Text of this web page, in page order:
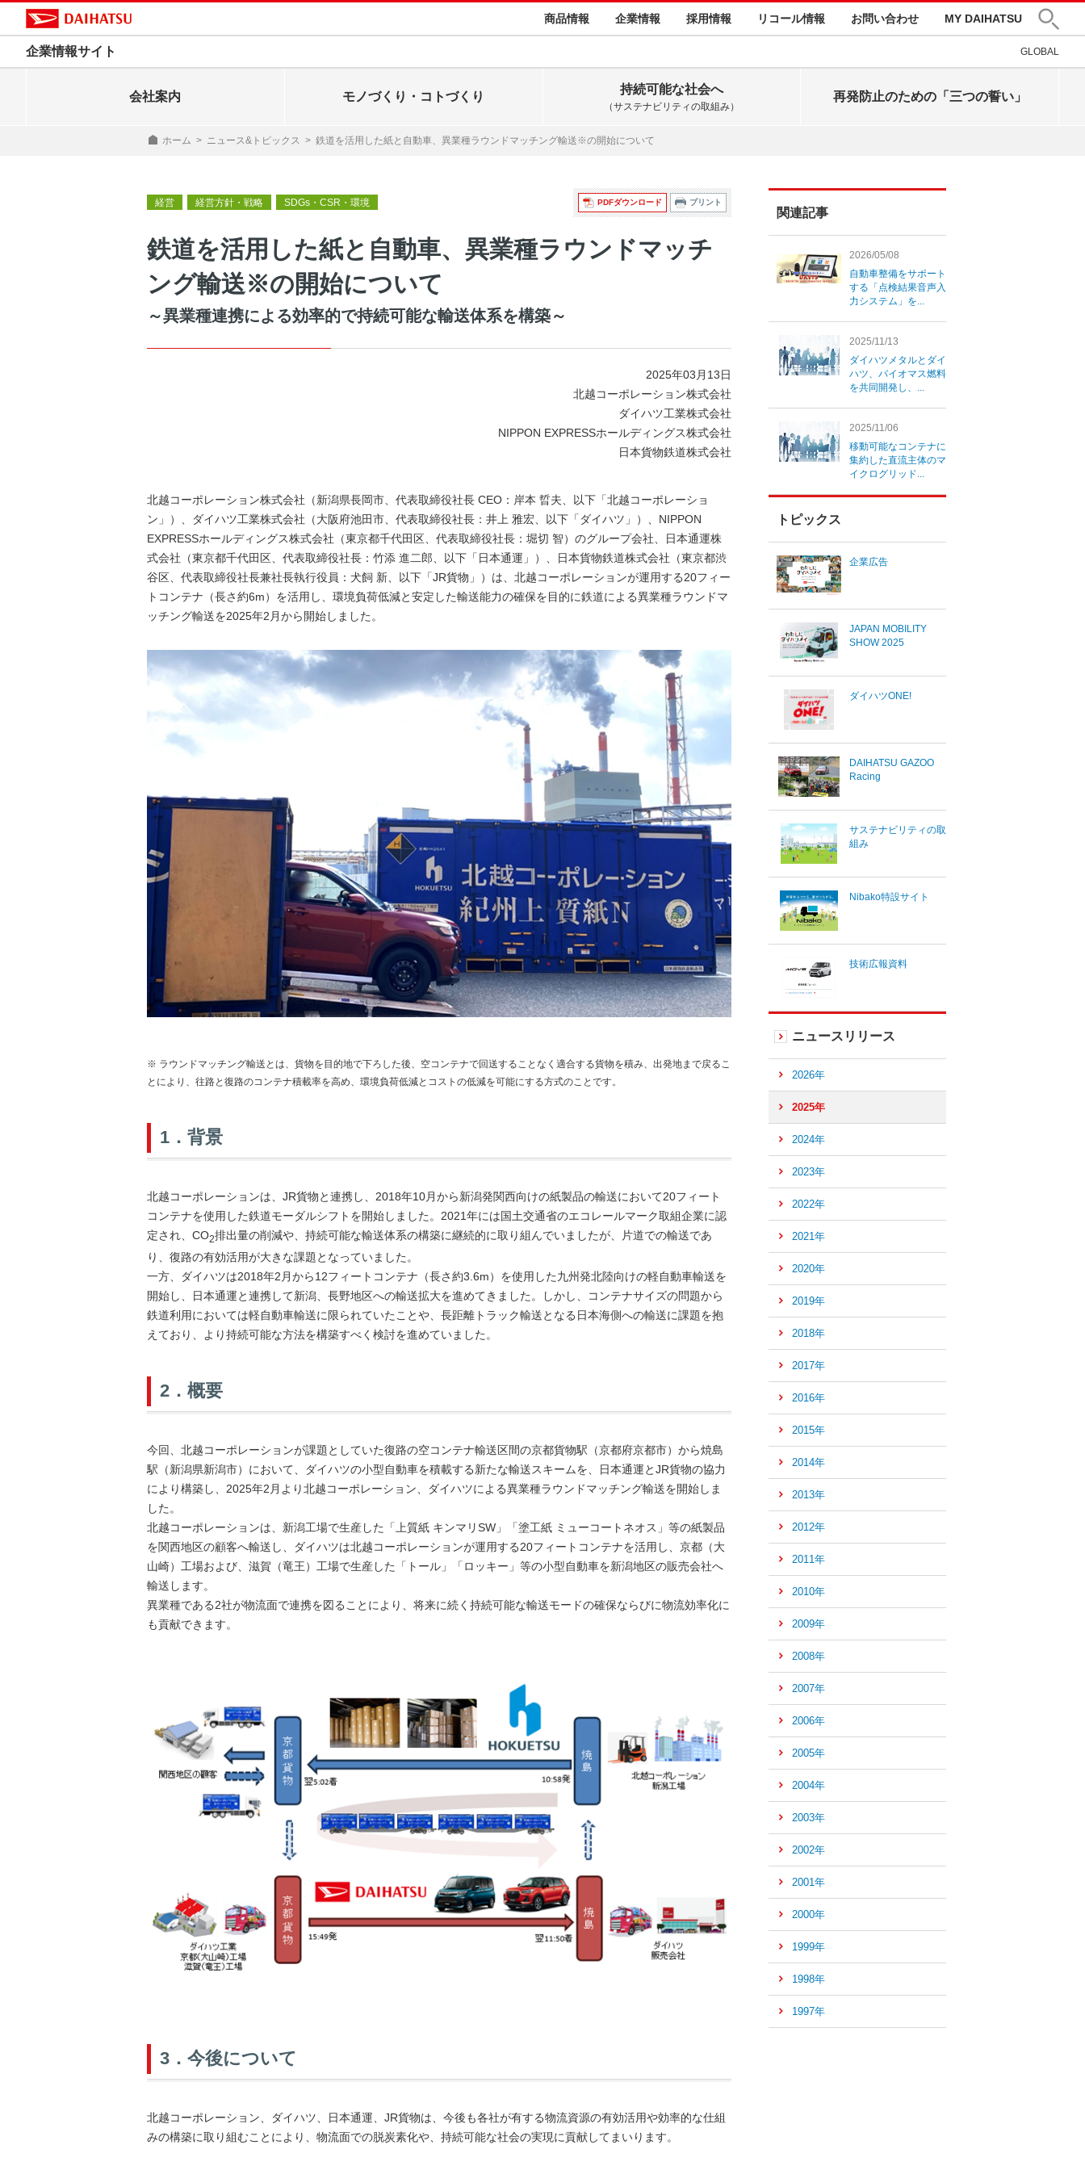
商品情報 企業情報 採用情報 リコール情報 お問い合わせ MY DAIHATSU
企業情報サイト GLOBAL
会社案内 モノづくり・コトづくり
持続可能な社会へ
（サステナビリティの取組み）
再発防止のための「三つの誓い」
ホーム > ニュース&トピックス > 鉄道を活用した紙と自動車、異業種ラウンドマッチング輸送※の開始について
PDFダウンロード プリント
経営 経営方針・戦略 SDGs・CSR・環境
鉄道を活用した紙と自動車、異業種ラウンドマッチ
ング輸送※の開始について
～異業種連携による効率的で持続可能な輸送体系を構築～
2025年03月13日
北越コーポレーション株式会社
ダイハツ工業株式会社
NIPPON EXPRESSホールディングス株式会社
日本貨物鉄道株式会社
北越コーポレーション株式会社（新潟県長岡市、代表取締役社長 CEO：岸本 晢夫、以下「北越コーポレーショ
ン」）、ダイハツ工業株式会社（大阪府池田市、代表取締役社長：井上 雅宏、以下「ダイハツ」）、NIPPON
EXPRESSホールディングス株式会社（東京都千代田区、代表取締役社長：堀切 智）のグループ会社、日本通運株
式会社（東京都千代田区、代表取締役社長：竹添 進二郎、以下「日本通運」）、日本貨物鉄道株式会社（東京都渋
谷区、代表取締役社長兼社長執行役員：犬飼 新、以下「JR貨物」）は、北越コーポレーションが運用する20フィー
トコンテナ（長さ約6m）を活用し、環境負荷低減と安定した輸送能力の確保を目的に鉄道による異業種ラウンドマ
ッチング輸送を2025年2月から開始しました。
※ ラウンドマッチング輸送とは、貨物を目的地で下ろした後、空コンテナで回送することなく適合する貨物を積み、出発地まで戻るこ
とにより、往路と復路のコンテナ積載率を高め、環境負荷低減とコストの低減を可能にする方式のことです。
1．背景
北越コーポレーションは、JR貨物と連携し、2018年10月から新潟発関西向けの紙製品の輸送において20フィート
コンテナを使用した鉄道モーダルシフトを開始しました。2021年には国土交通省のエコレールマーク取組企業に認
定され、CO2排出量の削減や、持続可能な輸送体系の構築に継続的に取り組んでいましたが、片道での輸送であ
り、復路の有効活用が大きな課題となっていました。
一方、ダイハツは2018年2月から12フィートコンテナ（長さ約3.6m）を使用した九州発北陸向けの軽自動車輸送を
開始し、日本通運と連携して新潟、長野地区への輸送拡大を進めてきました。しかし、コンテナサイズの問題から
鉄道利用においては軽自動車輸送に限られていたことや、長距離トラック輸送となる日本海側への輸送に課題を抱
えており、より持続可能な方法を構築すべく検討を進めていました。
2．概要
今回、北越コーポレーションが課題としていた復路の空コンテナ輸送区間の京都貨物駅（京都府京都市）から焼島
駅（新潟県新潟市）において、ダイハツの小型自動車を積載する新たな輸送スキームを、日本通運とJR貨物の協力
により構築し、2025年2月より北越コーポレーション、ダイハツによる異業種ラウンドマッチング輸送を開始しま
した。
北越コーポレーションは、新潟工場で生産した「上質紙 キンマリSW」「塗工紙 ミューコートネオス」等の紙製品
を関西地区の顧客へ輸送し、ダイハツは北越コーポレーションが運用する20フィートコンテナを活用し、京都（大
山崎）工場および、滋賀（竜王）工場で生産した「トール」「ロッキー」等の小型自動車を新潟地区の販売会社へ
輸送します。
異業種である2社が物流面で連携を図ることにより、将来に続く持続可能な輸送モードの確保ならびに物流効率化に
も貢献できます。
3．今後について
北越コーポレーション、ダイハツ、日本通運、JR貨物は、今後も各社が有する物流資源の有効活用や効率的な仕組
みの構築に取り組むことにより、物流面での脱炭素化や、持続可能な社会の実現に貢献してまいります。
関連記事
2026/05/08
自動車整備をサポート
する「点検結果音声入
力システム」を...
2025/11/13
ダイハツメタルとダイ
ハツ、バイオマス燃料
を共同開発し、...
2025/11/06
移動可能なコンテナに
集約した直流主体のマ
イクログリッド...
トピックス
企業広告
JAPAN MOBILITY
SHOW 2025
ダイハツONE!
DAIHATSU GAZOO
Racing
サステナビリティの取
組み
Nibako特設サイト
技術広報資料
ニュースリリース
2026年
2025年
2024年
2023年
2022年
2021年
2020年
2019年
2018年
2017年
2016年
2015年
2014年
2013年
2012年
2011年
2010年
2009年
2008年
2007年
2006年
2005年
2004年
2003年
2002年
2001年
2000年
1999年
1998年
1997年